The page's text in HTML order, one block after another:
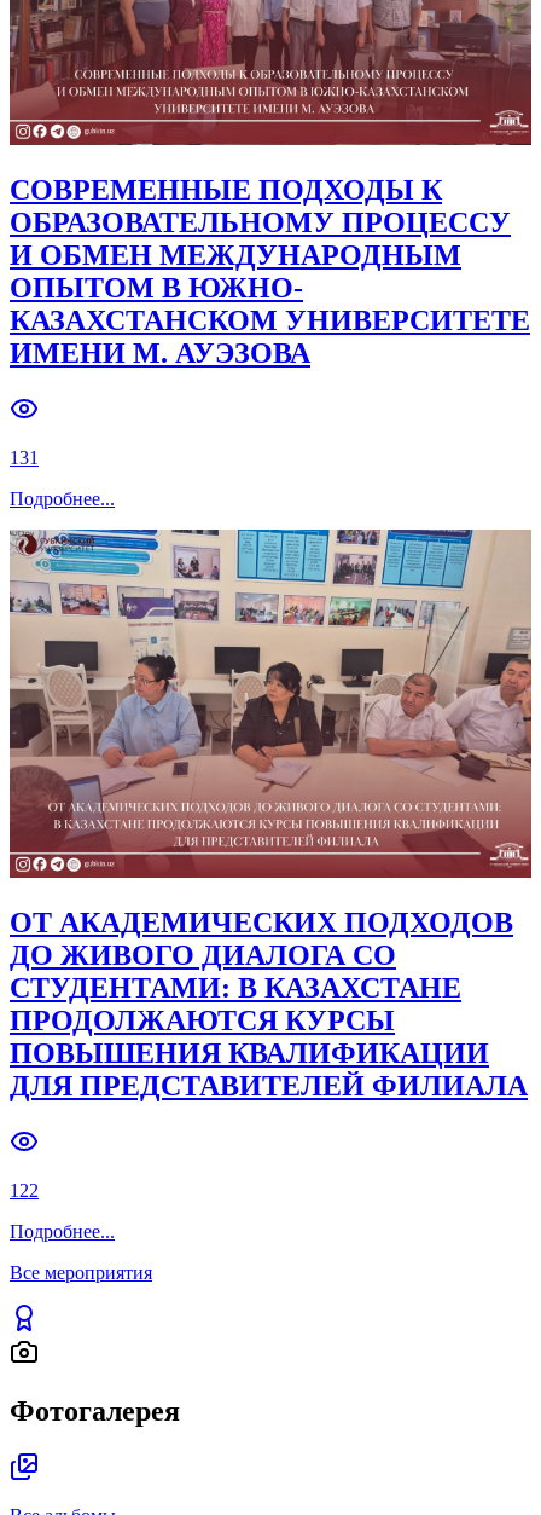
СОВРЕМЕННЫЕ ПОДХОДЫ К
ОБРАЗОВАТЕЛЬНОМУ ПРОЦЕССУ
И ОБМЕН МЕЖДУНАРОДНЫМ
ОПЫТОМ В ЮЖНО-
КАЗАХСТАНСКОМ УНИВЕРСИТЕТЕ
ИМЕНИ М. АУЭЗОВА
131
Подробнее...
ОТ АКАДЕМИЧЕСКИХ ПОДХОДОВ
ДО ЖИВОГО ДИАЛОГА СО
СТУДЕНТАМИ: В КАЗАХСТАНЕ
ПРОДОЛЖАЮТСЯ КУРСЫ
ПОВЫШЕНИЯ КВАЛИФИКАЦИИ
ДЛЯ ПРЕДСТАВИТЕЛЕЙ ФИЛИАЛА
122
Подробнее...
Все мероприятия
Фотогалерея